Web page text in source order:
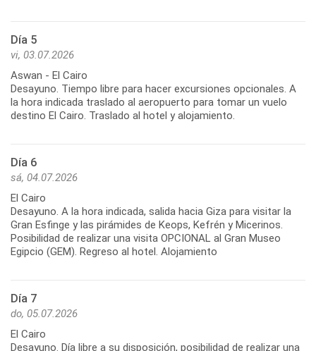
Día 5
vi, 03.07.2026
Aswan - El Cairo
Desayuno. Tiempo libre para hacer excursiones opcionales. A
la hora indicada traslado al aeropuerto para tomar un vuelo
destino El Cairo. Traslado al hotel y alojamiento.
Día 6
sá, 04.07.2026
El Cairo
Desayuno. A la hora indicada, salida hacia Giza para visitar la
Gran Esfinge y las pirámides de Keops, Kefrén y Micerinos.
Posibilidad de realizar una visita OPCIONAL al Gran Museo
Egipcio (GEM). Regreso al hotel. Alojamiento
Día 7
do, 05.07.2026
El Cairo
Desayuno. Día libre a su disposición, posibilidad de realizar una